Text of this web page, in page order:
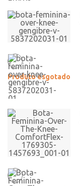
Produto esgotado